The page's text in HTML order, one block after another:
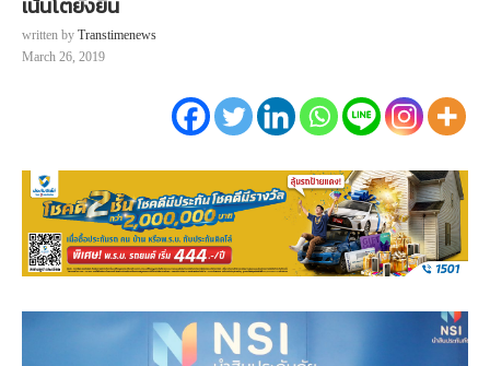
เน้นโตยั่งยืน
written by Transtimenews
March 26, 2019